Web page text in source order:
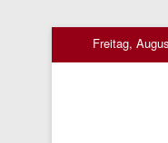
Freitag,